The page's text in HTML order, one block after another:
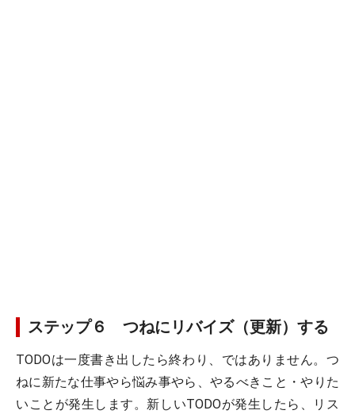
ステップ６ つねにリバイズ（更新）する
TODOは一度書き出したら終わり、ではありません。つ
ねに新たな仕事やら悩み事やら、やるべきこと・やりた
いことが発生します。新しいTODOが発生したら、リス